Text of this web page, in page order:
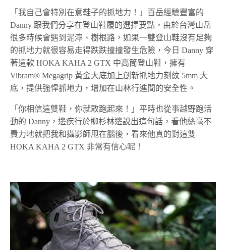
「我自己會特別在意鞋子的抓地力！」百岳經驗豐富的
Danny 跟我們分享在登山鞋履的選擇要點，由於台灣山岳
很多時候會遇到泥濘、樹根路，如果一雙登山鞋沒有足夠
的抓地力就很容易走得跌跌撞撞發生危險，今日 Danny 穿
著這款 HOKA KAHA 2 GTX 中高筒登山鞋，擁有
Vibram® Megagrip 黃金大底加上創新抓地力刻紋 5mm 大
底，提供強悍抓地力，增加在山林行進間的安全性。
「你相信這雙鞋，你就敢跑起來！」平時也從事越野跑活
動的 Danny，邊疾行於柳杉林邊說出這句話，看他絲毫不
費力地就把我和攝影師甩在腦後，看來他真的對這雙
HOKA KAHA 2 GTX 非常有信心呢！